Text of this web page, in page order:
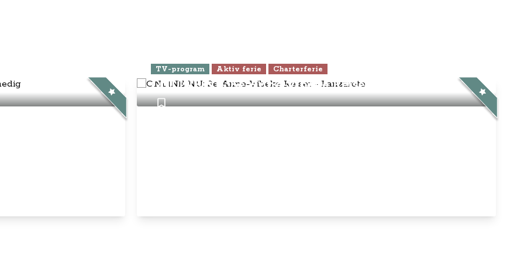
TV-program Aktiv ferie Charterferie
ONLINE NU: Se Anne-Vibeke Rejser - Lanzarote